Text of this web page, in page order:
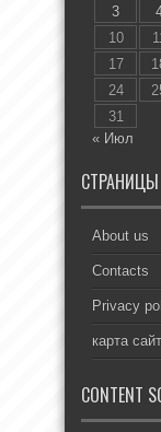
3
10
17
24
31
« Июл
СТРАНИЦЫ
About us
Contacts
Privacy
карта
CONTENT